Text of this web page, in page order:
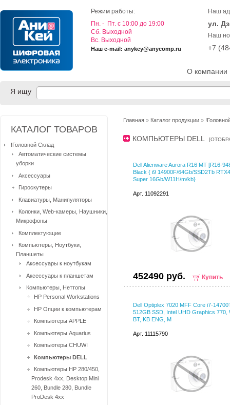
О компании
Режим работы:
Пн. - Пт. с 10:00 до 19:00
Cб. Выходной
Вс. Выходной
Наш e-mail: anykey@anycomp.ru
Наш
ул.
Наш
+7
Я ищу
Главная » Каталог продукции »
КОМПЬЮТЕРЫ DELL [
Dell Alienware Aurora R16 MT [R16-
Black { i9 14900F/64Gb/SSD2Tb
Super 16Gb/W11H/m/kb}
Арт. 11092291
452490 руб. Купить
Dell Optiplex 7020 MFF Core i7-
512GB SSD, Intel UHD Graphics 770,
BT, KB ENG, M
Арт. 11115790
КАТАЛОГ ТОВАРОВ
!Головной Склад
Автоматические системы
уборки
Аксессуары
Гироскутеры
Клавиатуры, Манипуляторы
Колонки, Web-камеры, Наушники,
Микрофоны
Комплектующие
Компьютеры, Ноутбуки,
Планшеты
Аксессуары к ноутбукам
Аксессуары к планшетам
Компьютеры, Неттопы
HP Personal Workstations
HP Опции к компьютерам
Компьютеры APPLE
Компьютеры Aquarius
Компьютеры CHUWI
Компьютеры DELL
Компьютеры HP 280/450,
Prodesk 4xx, Desktop Mini
260, Bundle 280, Bundle
ProDesk 4xx